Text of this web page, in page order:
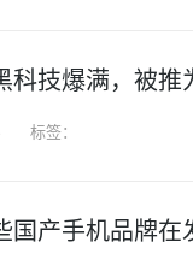
科技爆满，被
标签：
国产手机品牌